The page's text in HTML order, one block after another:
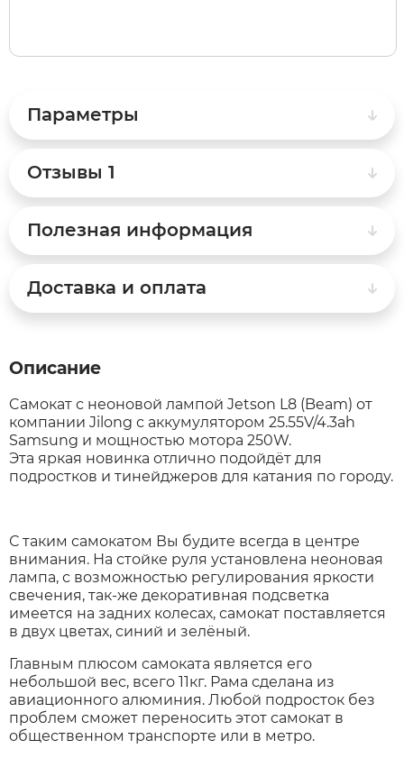
Volteco
Voltrix
Wellness
Yokamura
Xiaomi
Zaxboard
Сянчу
Параметры
Отзывы 1
Полезная информация
Доставка и оплата
Описание
Cамокат с неоновой лампой Jetson L8 (Beam) от
компании Jilong с аккумулятором 25.55V/4.3ah
Samsung и мощностью мотора 250W.
Эта яркая новинка отлично подойдёт для
подростков и тинейджеров для катания по городу.
С таким самокатом Вы будите всегда в центре
внимания. На стойке руля установлена неоновая
лампа, с возможностью регулирования яркости
свечения, так-же декоративная подсветка
имеется на задних колесах, самокат поставляется
в двух цветах, синий и зелёный.
Главным плюсом самоката является его
небольшой вес, всего 11кг. Рама сделана из
авиационного алюминия. Любой подросток без
проблем сможет переносить этот самокат в
общественном транспорте или в метро.